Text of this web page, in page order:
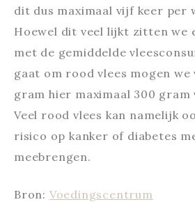
dit dus maximaal vijf keer per
Hoewel dit veel lijkt zitten we
met de gemiddelde
gaat om rood vlees mogen we
gram hier maximaal 300 gram
Veel rood vlees kan namelijk
risico op kanker of diabetes
meebrengen.
Bron: Voedingscentrum